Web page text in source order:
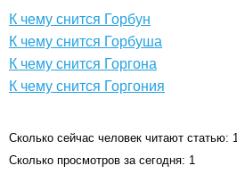
К чему снится Горбун
К чему снится Горбуша
К чему снится Горгона
К чему снится Горгония
Сколько сейчас человек читают статью: 1
Сколько просмотров за сегодня: 1